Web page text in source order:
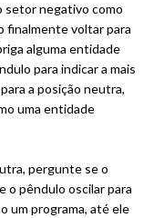
setor negativo como
finalmente voltar para
alguma entidade
para indicar a mais
a posição neutra,
uma entidade
pergunte se o
o pêndulo oscilar para
um programa, até ele